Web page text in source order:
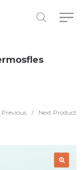
Previous / Next Product